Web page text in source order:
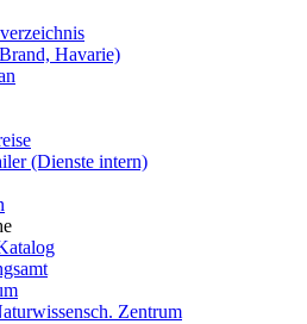
Havarie)
(Dienste intern)
Zentrum